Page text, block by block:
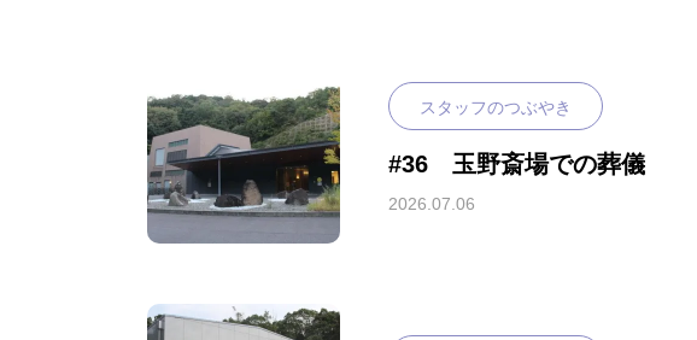
スタッフのつぶやき
#36 玉野斎場での葬儀
2026.07.06